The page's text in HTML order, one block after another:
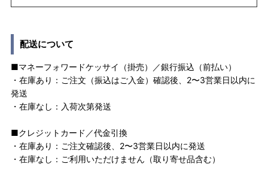
配送について
■マネーフォワードケッサイ（掛売）／銀行振込（前払い）
・在庫あり：ご注文（振込はご入金）確認後、2〜3営業日以内に
発送
・在庫なし：入荷次第発送
■クレジットカード／代金引換
・在庫あり：ご注文確認後、2〜3営業日以内に発送
・在庫なし：ご利用いただけません（取り寄せ品含む）